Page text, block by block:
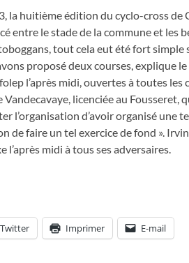
la huitième édition du cyclo-cross
entre le stade de la commune et les
tout cela eut été fort
proposé deux courses, explique
l’après midi, ouvertes à toutes
Vandecavaye, licenciée au
l’organisation d’avoir organisé une
de faire un tel exercice de fond ».
l’après midi à tous ses adversaires.
Twitter Imprimer E-mail